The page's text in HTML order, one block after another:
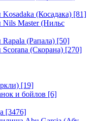
(Косадака) [81]
Master (Нильс
(Рапала) [50]
(Скорана) [270]
[19]
и бойлов [6]
[3476]